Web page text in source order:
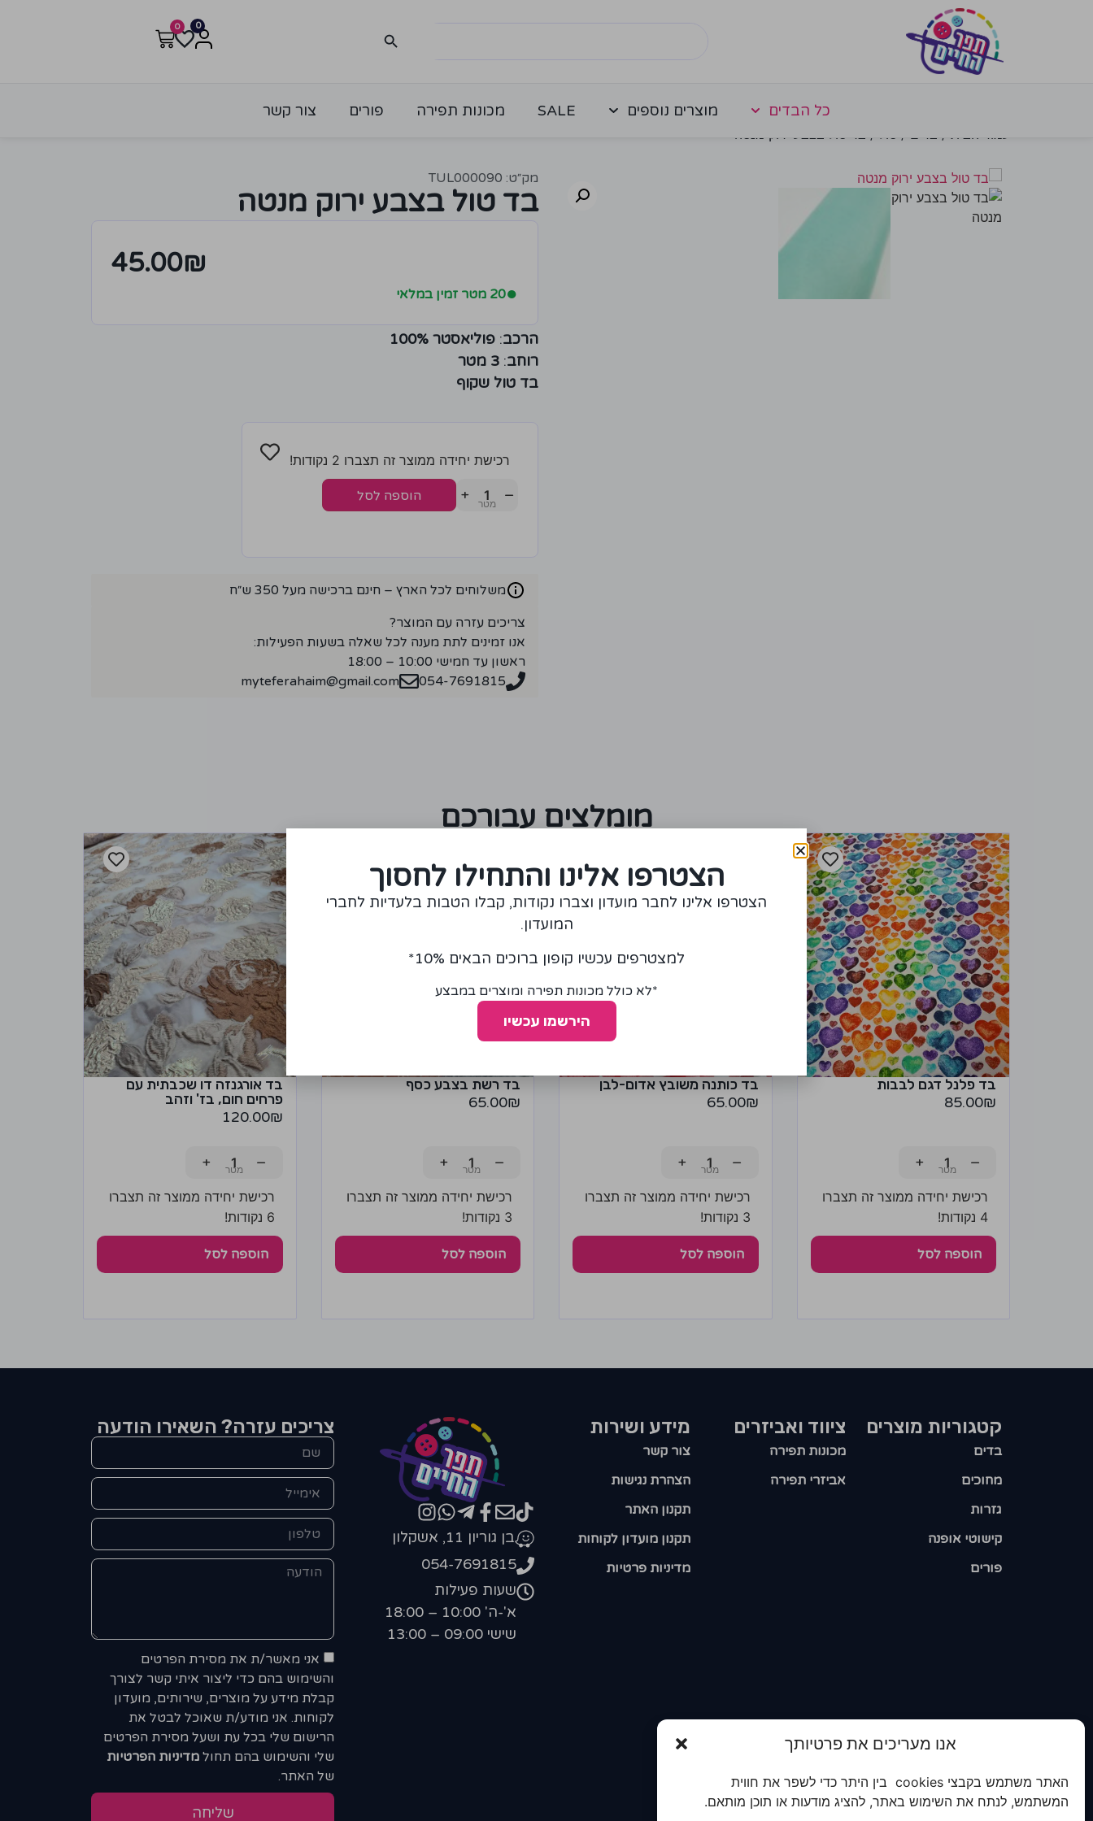
אנו מעריכים את פרטיותך
האתר משתמש בקבצי cookies בין היתר כדי לשפר את חווית
המשתמש, לנתח את השימוש באתר, להציג מודעות או תוכן מותאם.
0
0
כל הבדים מוצרים נוספים SALE מכונות תפירה פורים צור קשר
מק״ט: TUL000090
בד טול בצבע ירוק מנטה
45.00₪
●20 מטר זמין במלאי
הרכב: פוליאסטר 100%
רוחב: 3 מטר
בד טול שקוף
רכישת יחידה ממוצר זה תצברו 2 נקודות!
−
+ הוספה לסל
משלוחים לכל הארץ – חינם ברכישה מעל 350 ש״ח
צריכים עזרה עם המוצר?
אנו זמינים לתת מענה לכל שאלה בשעות הפעילות:
ראשון עד חמישי 10:00 – 18:00
054-7691815
myteferahaim@gmail.com
מומלצים עבורכם
בד פלנל דגם לבבות
85.00₪
−
+
רכישת יחידה ממוצר זה תצברו
4 נקודות!
הוספה לסל
בד כותנה משובץ אדום-לבן
65.00₪
−
+
רכישת יחידה ממוצר זה תצברו
3 נקודות!
הוספה לסל
בד רשת בצבע כסף
65.00₪
−
+
רכישת יחידה ממוצר זה תצברו
3 נקודות!
הוספה לסל
בד אורגנזה דו שכבתית עם
פרחים חום, בז' וזהב
120.00₪
−
+
רכישת יחידה ממוצר זה תצברו
6 נקודות!
הוספה לסל
קטגוריות מוצרים​
בדים
מחוכים
גזרות
קישוטי אופנה
פורים
ציווד ואביזרים
מכונות תפירה
אביזרי תפירה
מידע ושירות
צור קשר
הצהרת נגישות
תקנון האתר
תקנון מועדון לקוחות
מדיניות פרטיות
בן גוריון 11, אשקלון
054-7691815
שעות פעילות
א'-ה' 10:00 – 18:00
שישי 09:00 – 13:00
צריכים עזרה? השאירו הודעה
אני מאשר/ת את מסירת הפרטים
והשימוש בהם כדי ליצור איתי קשר לצורך
קבלת מידע על מוצרים, שירותים, מועדון
לקוחות. אני מודע/ת שאוכל לבטל את
הרישום שלי בכל עת ושעל מסירת הפרטים
שלי והשימוש בהם תחול מדיניות הפרטיות
של האתר.
שליחה
הצטרפו אלינו והתחילו לחסוך
הצטרפו אלינו לחבר מועדון וצברו נקודות, קבלו הטבות בלעדיות לחברי
המועדון.
למצטרפים עכשיו קופון ברוכים הבאים 10%*
*לא כולל מכונות תפירה ומוצרים במבצע
הירשמו עכשיו